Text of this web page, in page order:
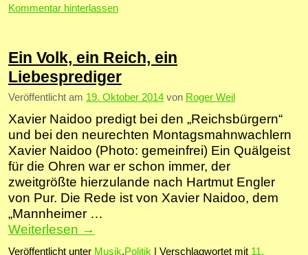
Kommentar hinterlassen
Ein Volk, ein Reich, ein
Liebesprediger
Veröffentlicht am 19. Oktober 2014 von Roger Weil
Xavier Naidoo predigt bei den „Reichsbürgern“
und bei den neurechten Montagsmahnwachlern
Xavier Naidoo (Photo: gemeinfrei) Ein Quälgeist
für die Ohren war er schon immer, der
zweitgrößte hierzulande nach Hartmut Engler
von Pur. Die Rede ist von Xavier Naidoo, dem
„Mannheimer …
Weiterlesen →
Veröffentlicht unter Musik,Politik Verschlagwortet mit 11.